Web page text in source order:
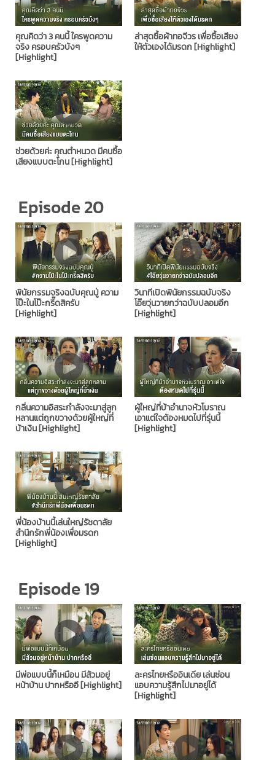
คุณคิดว่า 3 คนนี้ ใครพูดความ
จริง ครอบครัวบ้งๆ
[Highlight]
ล่าสุดซื้อผ้าทอจีวร เพื่อซื้อเสียง
ให้ตัวเองได้มรดก [Highlight]
ช่วยด้วยค่ะ คุณตำหนวด มีคนซื้อ
เสียงแบบตะโกน [Highlight]
Episode 20
พินัยกรรมจริงฉบับคุณปู่ ความ
โป๊ะในโป๊ะกรี๊ดสิครับ
[Highlight]
วินาทีเปิดพินัยกรรมฉบับจริง
โอ๊ยวุ่นวายกว่าฉบับปลอมอีก
[Highlight]
กลิ่นความอิสระกำลังจะมาสู่ลูก
หลานแต่ถูกขวางด้วยผู้ใหญ่ที่
บ้าเงิน [Highlight]
ผู้ใหญ่ที่บ้าอำนาจหัวโบราณ
เอาแต่ใจต้องหมดไปที่รุ่นนี้
[Highlight]
พี่น้องบ้านนี้เล่นใหญ่รัชดาลัย
สำนึกรักพี่น้องเพื่อมรดก
[Highlight]
Episode 19
มีพ่อแบบนี้ก็เหมือน มีส้วมอยู่
หน้าบ้าน ปากหรืออึ [Highlight]
ละครไทยหรืออินเดีย เล่นซ่อน
แอบความรู้สึกไปมาอยู่ได้
[Highlight]